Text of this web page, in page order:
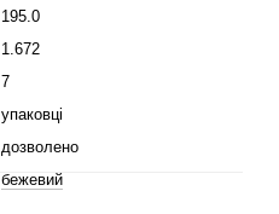
195.0
1.672
7
упаковці
дозволено
бежевий